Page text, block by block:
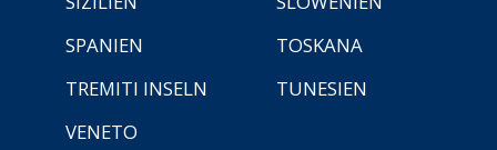
SPANIEN
TOSKANA
TREMITI INSELN
TUNESIEN
VENETO